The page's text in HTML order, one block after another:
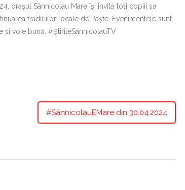
orașul Sânnicolau Mare își invită toți copiii să
tradițiilor locale de Paște. Evenimentele sunt
voie bună. #ȘtirileSânnicolauTV
#SânnicolauEMare din 30.04.2024